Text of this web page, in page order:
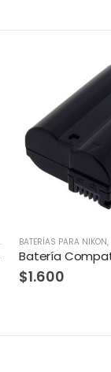
BATERÍAS PARA CANON
$3.000